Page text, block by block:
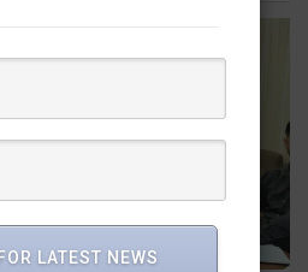
LATEST NEWS